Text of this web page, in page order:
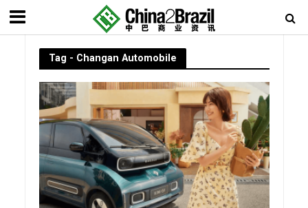
Tag - Changan Automobile